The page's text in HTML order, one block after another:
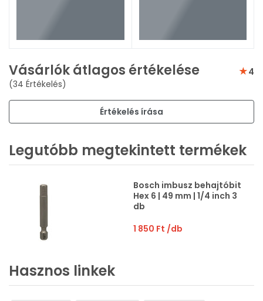
Vásárlók átlagos értékelése
(34 Értékelés)
4
Értékelés írása
Legutóbb megtekintett termékek
Bosch imbusz behajtóbit
Hex 6 | 49 mm | 1/4 inch 3
db
1 850 Ft /db
Hasznos linkek